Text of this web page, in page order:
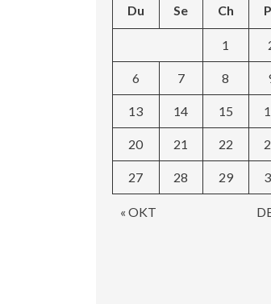
Du Se Ch
« OKT
1
6 7 8
13 14 15
20 21 22
27 28 29